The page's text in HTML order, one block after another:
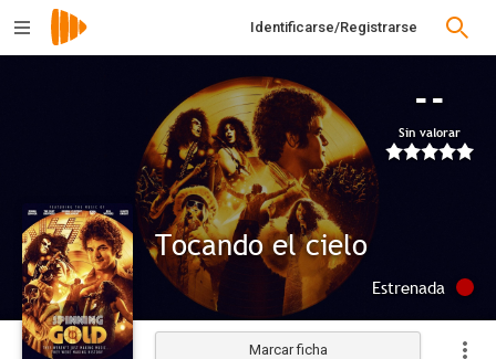
Identificarse/Registrarse
--
Sin valorar
Tocando el cielo
Estrenada
Marcar ficha